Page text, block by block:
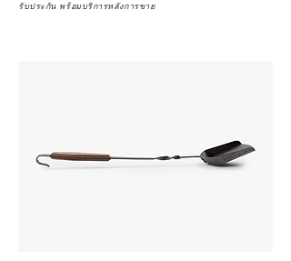
รับประกัน พร้อมบริการหลังการขาย